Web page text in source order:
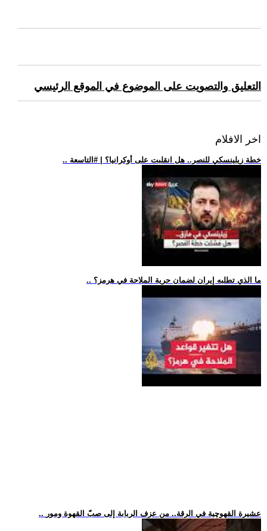
التعليق والتصويت على الموضوع في الموقع الرئيسي
اخر الافلام
.. خطة زيلينسكي للنصر.. هل انقلبت على أوكرانيا؟ | #التاسعة
.. ما الذي تطلبه إيران لضمان حرية الملاحة في هرمز؟
.. عشيرة القهوچية في الرقة.. من عزف الربابة إلى صبّ القهوة ومور